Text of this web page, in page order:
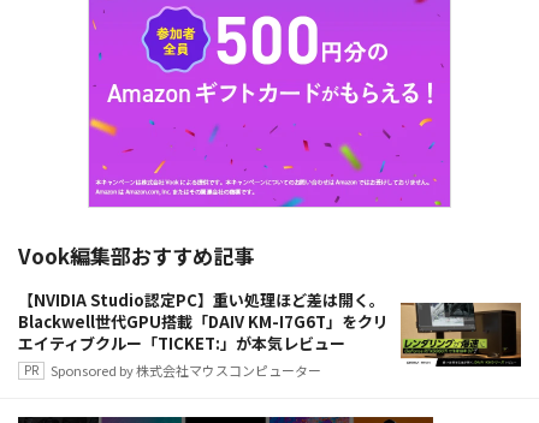
Vook編集部おすすめ記事
【NVIDIA Studio認定PC】重い処理ほど差は開く。
Blackwell世代GPU搭載「DAIV KM-I7G6T」をクリ
エイティブクルー「TICKET:」が本気レビュー
Sponsored by 株式会社マウスコンピューター